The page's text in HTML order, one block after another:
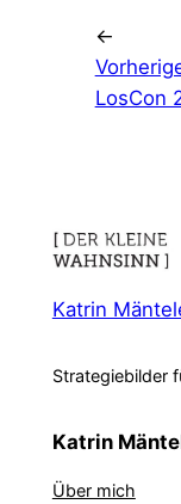
←
LosCon
Katrin
Strategiebilder
Katrin
Über mich